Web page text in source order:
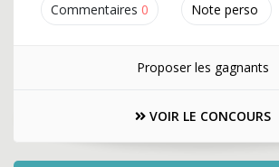
Commentaires 0 Note perso
Proposer les gagnants
VOIR LE CONCOURS